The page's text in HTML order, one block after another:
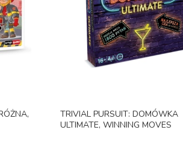
TRIVIAL PURSUIT: DOMÓWKA
ULTIMATE, WINNING MOVES